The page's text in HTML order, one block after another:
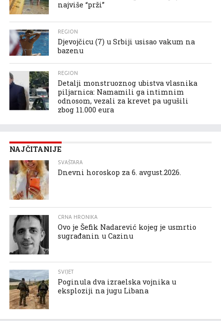
najviše “prži”
REGION
Djevojčicu (7) u Srbiji usisao vakum na
bazenu
REGION
Detalji monstruoznog ubistva vlasnika
piljarnica: Namamili ga intimnim
odnosom, vezali za krevet pa ugušili
zbog 11.000 eura
NAJČITANIJE
SVAŠTARA
Dnevni horoskop za 6. avgust.2026.
CRNA HRONIKA
Ovo je Šefik Nadarević kojeg je usmrtio
sugrađanin u Cazinu
SVIJET
Poginula dva izraelska vojnika u
eksploziji na jugu Libana